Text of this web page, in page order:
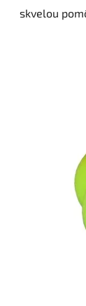
skvelou